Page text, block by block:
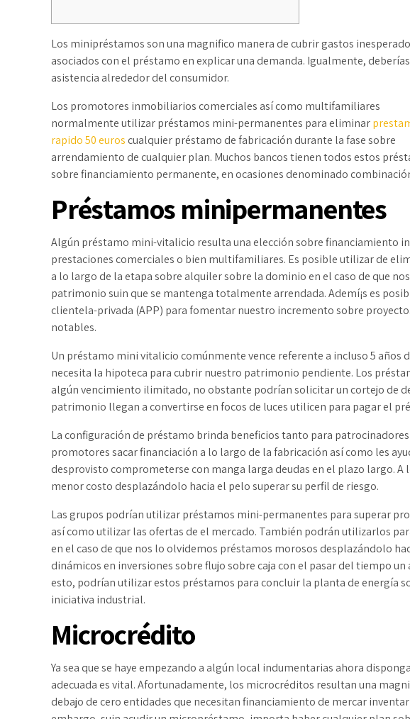
Los minipréstamos son una magnifico manera de cubrir gastos
asociados con el préstamo en explicar una demanda. Igualmente,
asistencia alrededor del consumidor.
Los promotores inmobiliarios comerciales así­ como multifamiliares
normalmente utilizar préstamos mini-permanentes para eliminar
rapido 50 euroscualquier préstamo de fabricación durante la fase sobre
arrendamiento de cualquier plan. Muchos bancos tienen todos estos
sobre financiamiento permanente, en ocasiones denominado
Préstamos minipermanentes
Algún préstamo mini-vitalicio resulta una elección sobre financiamiento
prestaciones comerciales o bien multifamiliares. Es posible utilizar de
a lo largo de la etapa sobre alquiler sobre la dominio en el caso de que
patrimonio suin que se mantenga totalmente arrendada. Ademí¡s es
clientela-privada (APP) para fomentar nuestro incremento sobre
notables.
Un préstamo mini vitalicio comúnmente vence referente a incluso 5 años
necesita la hipoteca para cubrir nuestro patrimonio pendiente. Los
algún vencimiento ilimitado, no obstante podrían solicitar un cortejo de
patrimonio llegan a convertirse en focos de luces utilicen para pagar el
La configuración de préstamo brinda beneficios tanto para patrocinadores
promotores sacar financiación a lo largo de la fabricación así­ como les
desprovisto comprometerse con manga larga deudas en el plazo largo. A
menor costo desplazándolo hacia el pelo superar su perfil de riesgo.
Las grupos podrían utilizar préstamos mini-permanentes para superar
así­ como utilizar las ofertas de el mercado. También podrán utilizarlos
en el caso de que nos lo olvidemos préstamos morosos desplazándolo
dinámicos en inversiones sobre flujo sobre caja con el pasar del tiempo
esto, podrían utilizar estos préstamos para concluir la planta de energía
iniciativa industrial.
Microcrédito
Ya sea que se haye empezando a algún local indumentarias ahora
adecuada es vital. Afortunadamente, los microcréditos resultan una
debajo de cero entidades que necesitan financiamiento de mercar